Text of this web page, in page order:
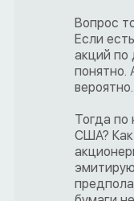
Вопрос
Если
акций по
понятно.
Тогда по
США? Как